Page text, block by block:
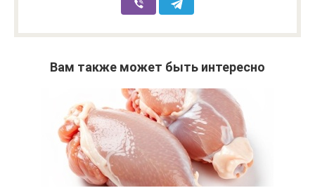
Вам также может быть интересно